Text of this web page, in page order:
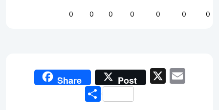
0 0 0 0 0 0 0
Share Post X
Share